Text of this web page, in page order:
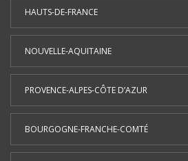
HAUTS-DE-FRANCE
NOUVELLE-AQUITAINE
PROVENCE-ALPES-CÔTE D’AZUR
BOURGOGNE-FRANCHE-COMTÉ